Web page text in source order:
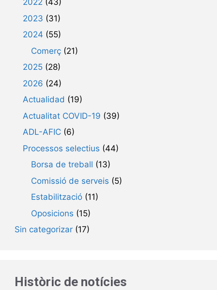
2022 (43)
2023 (31)
2024 (55)
Comerç (21)
2025 (28)
2026 (24)
Actualidad (19)
Actualitat COVID-19 (39)
ADL-AFIC (6)
Processos selectius (44)
Borsa de treball (13)
Comissió de serveis (5)
Estabilització (11)
Oposicions (15)
Sin categorizar (17)
Històric de notícies